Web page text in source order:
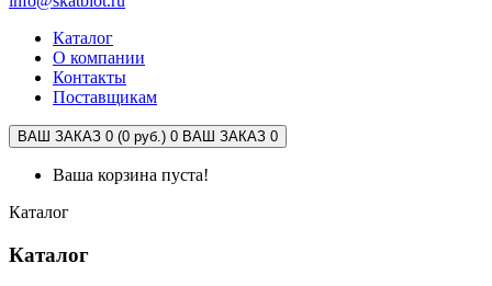
Каталог
О компании
Контакты
Поставщикам
ВАШ ЗАКАЗ 0 (0 руб.) 0 ВАШ ЗАКАЗ 0
Ваша корзина пуста!
Каталог
Каталог